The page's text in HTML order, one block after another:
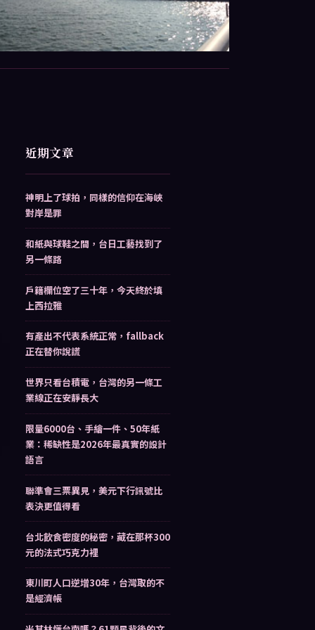
近期文章
神明上了球拍，同樣的信仰在海峽
對岸是罪
和紙與球鞋之間，台日工藝找到了
另一條路
戶籍欄位空了三十年，今天終於填
上西拉雅
有產出不代表系統正常，fallback
正在替你說謊
世界只看台積電，台灣的另一條工
業線正在安靜長大
限量6000台、手繪一件、50年紙
業：稀缺性是2026年最真實的設計
語言
聯準會三票異見，美元下行訊號比
表決更值得看
台北飲食密度的秘密，藏在那杯300
元的法式巧克力裡
東川町人口逆增30年，台灣取的不
是經濟帳